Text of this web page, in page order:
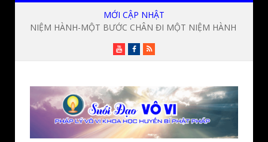
MỚI CẬP NHẬT
YoutubeFacebook
RSS